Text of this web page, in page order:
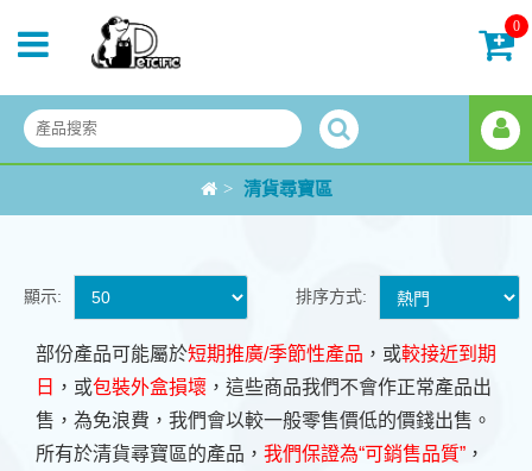
0
> 清貨尋寶區
排序方式:
顯示:
部份產品可能屬於短期推廣/季節性產品 ，或較接近到期
日 ，或包裝外盒損壞 ，這些商品我們不會作正常產品出
售，為免浪費，我們會以較一般零售價低的價錢出售。
所有於清貨尋寶區的產品， 我們保證為“可銷售品質” ，